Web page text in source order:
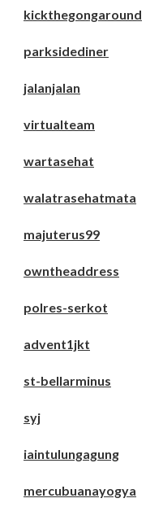
kickthegongaround
parksidediner
jalanjalan
virtualteam
wartasehat
walatrasehatmata
majuterus99
owntheaddress
polres-serkot
advent1jkt
st-bellarminus
syj
iaintulungagung
mercubuanayogya